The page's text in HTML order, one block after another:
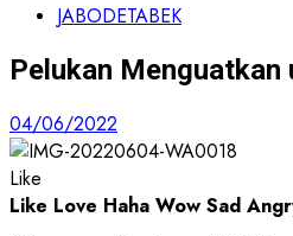
JABODETABEK
Pelukan Menguatkan
04/06/2022
Like
Like Love Haha Wow Sad